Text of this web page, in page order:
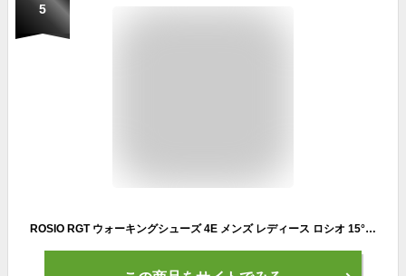
5
ROSIO RGT ウォーキングシューズ 4E メンズ レディース ロシオ 15°かかと ダイエット 姿勢矯正 健康 スポーツ医学 人間工学 ホワイト ブラック シェイプアップ マスクプレゼント 実用的 父の日 母の日 敬老の日 などのプレゼントにも 送料無料